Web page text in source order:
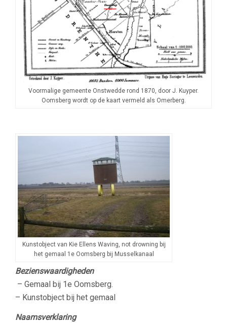
Voormalige gemeente Onstwedde rond 1870, door J. Kuyper.
Oomsberg wordt op de kaart vermeld als Omerberg.
Kunstobject van Kie Ellens Waving, not drowning bij
het gemaal 1e Oomsberg bij Musselkanaal
Bezienswaardigheden
– Gemaal bij 1e Oomsberg.
– Kunstobject bij het gemaal
Naamsverklaring